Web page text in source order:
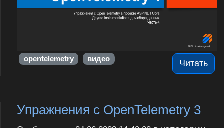
Читать
opentelemetry видео
Упражнения с OpenTelemetry 3